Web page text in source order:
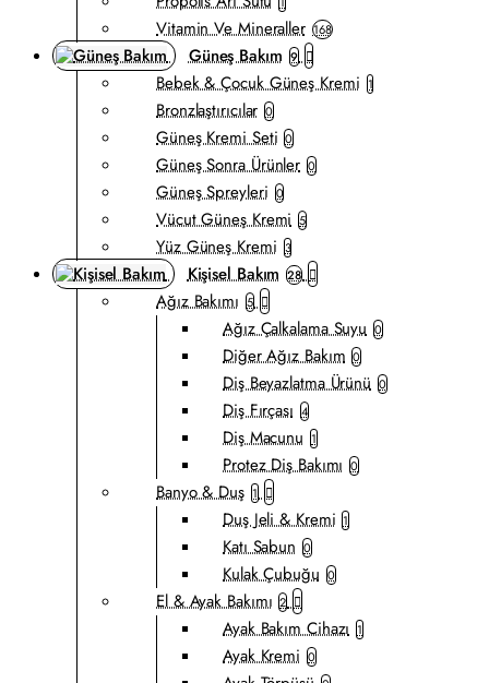
Vitamin Ve Mineraller 168
Güneş Bakım 9
Bebek & Çocuk Güneş Kremi 1
Bronzlaştırıcılar 0
Güneş Kremi Seti 0
Güneş Sonra Ürünler 0
Güneş Spreyleri 0
Vücut Güneş Kremi 5
Yüz Güneş Kremi 3
Kişisel Bakım 28
Ağız Bakımı 5
Ağız Çalkalama Suyu 0
Diğer Ağız Bakım 0
Diş Beyazlatma Ürünü 0
Diş Fırçası 4
Diş Macunu 1
Protez Diş Bakımı 0
Banyo & Duş 1
Duş Jeli & Kremi 1
Katı Sabun 0
Kulak Çubuğu 0
El & Ayak Bakımı 2
Ayak Bakım Cihazı 1
Ayak Kremi 0